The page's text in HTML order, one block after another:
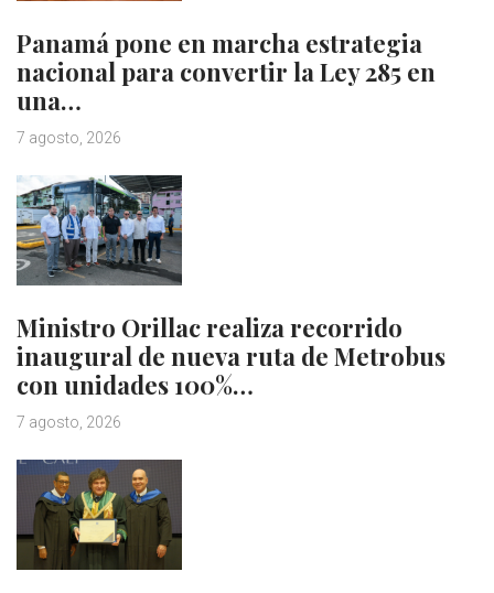
Panamá pone en marcha estrategia
nacional para convertir la Ley 285 en
una…
7 agosto, 2026
Ministro Orillac realiza recorrido
inaugural de nueva ruta de Metrobus
con unidades 100%…
7 agosto, 2026